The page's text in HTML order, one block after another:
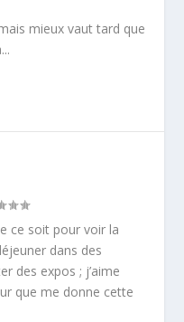
mieux vaut tard que
ce soit pour voir la
dans des
des expos ; j’aime
que me donne cette